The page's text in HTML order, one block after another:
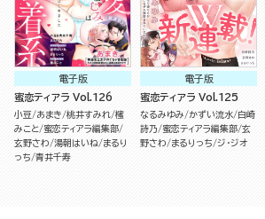
電子版
蜜恋ティアラ Vol.126
小豆 あまき 桃井すみれ 櫁
みこと 蜜恋ティアラ編集部
玄野さわ 湯朝はいね
まるり
っち 青井千寿
電子版
蜜恋ティアラ Vol.125
なるみゆみ かずい流水 白崎
詩乃
蜜恋ティアラ編集部 玄
野さわ
まるりっち ジ・ジオ